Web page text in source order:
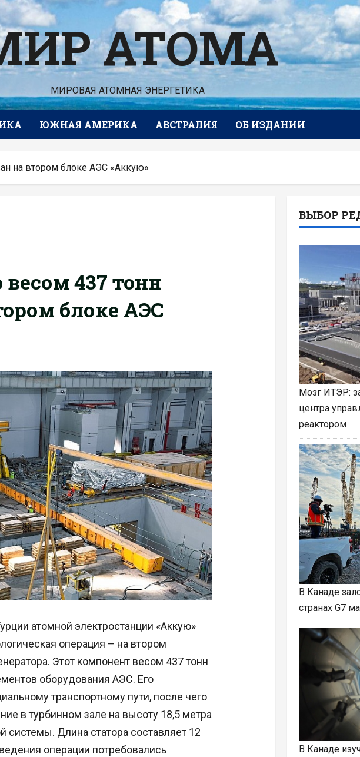
АТОМА
МИРОВАЯ АТОМНАЯ ЭНЕРГЕТИКА
ЮЖНАЯ АМЕРИКА АВСТРАЛИЯ ОБ ИЗДАНИИ
на втором блоке АЭС «Аккую»
437 тонн
блоке АЭС
атомной электростанции «Аккую»
операция – на втором
Этот компонент весом 437 тонн
оборудования АЭС. Его
транспортному пути, после чего
в турбинном зале на высоту 18,5 метра
Длина статора составляет 12
операции потребовались
ВЫБОР
Мозг ИТЭР:
центра
реактором
В Канаде
странах G7
В Канаде